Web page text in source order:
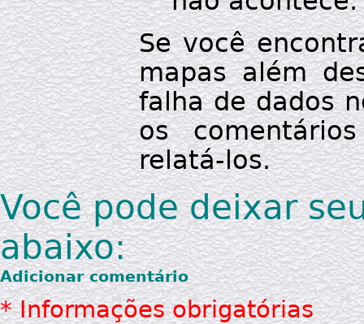
Se você
mapas além
falha de dados
os
relatá-los.
Você pode deixar
abaixo:
Adicionar comentário
* Informações obrigatórias